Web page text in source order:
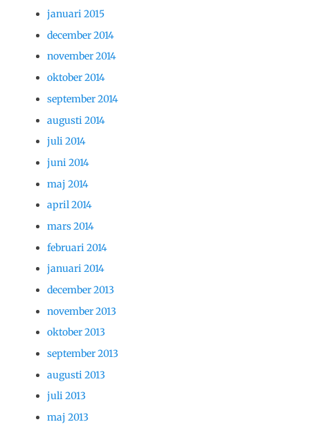
januari 2015
december 2014
november 2014
oktober 2014
september 2014
augusti 2014
juli 2014
juni 2014
maj 2014
april 2014
mars 2014
februari 2014
januari 2014
december 2013
november 2013
oktober 2013
september 2013
augusti 2013
juli 2013
maj 2013